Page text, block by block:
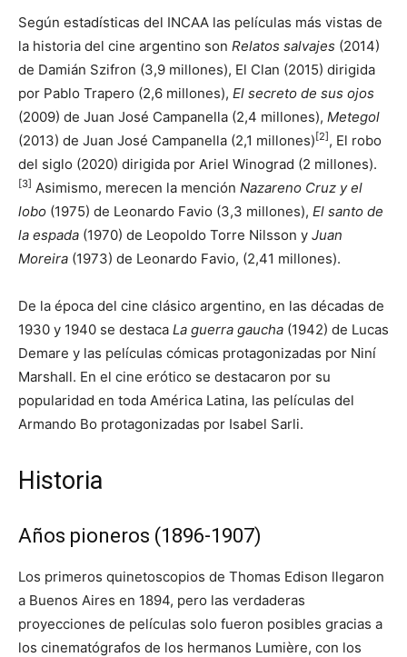
Según estadísticas del INCAA las películas más vistas de
la historia del cine argentino son Relatos salvajes (2014)
de Damián Szifron (3,9 millones), El Clan (2015) dirigida
por Pablo Trapero (2,6 millones), El secreto de sus ojos
(2009) de Juan José Campanella (2,4 millones), Metegol
(2013) de Juan José Campanella (2,1 millones) [2] ​, El robo
del siglo (2020) dirigida por Ariel Winograd (2 millones).
[3] ​ Asimismo, merecen la mención Nazareno Cruz y el
lobo (1975) de Leonardo Favio (3,3 millones), El santo de
la espada (1970) de Leopoldo Torre Nilsson y Juan
Moreira (1973) de Leonardo Favio, (2,41 millones).
De la época del cine clásico argentino, en las décadas de
1930 y 1940 se destaca La guerra gaucha (1942) de Lucas
Demare y las películas cómicas protagonizadas por Niní
Marshall. En el cine erótico se destacaron por su
popularidad en toda América Latina, las películas del
Armando Bo protagonizadas por Isabel Sarli.
Historia
Años pioneros (1896-1907)
Los primeros quinetoscopios de Thomas Edison llegaron
a Buenos Aires en 1894, pero las verdaderas
proyecciones de películas solo fueron posibles gracias a
los cinematógrafos de los hermanos Lumière, con los